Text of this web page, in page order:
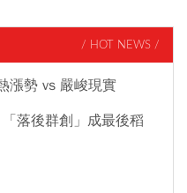
/ HOT NEWS /
漲勢 vs 嚴峻現實
落後群創」成最後稻